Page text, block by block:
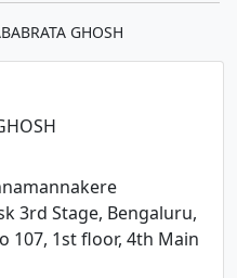
GHOSH
3rd Stage, Bengaluru,
107, 1st floor, 4th Main